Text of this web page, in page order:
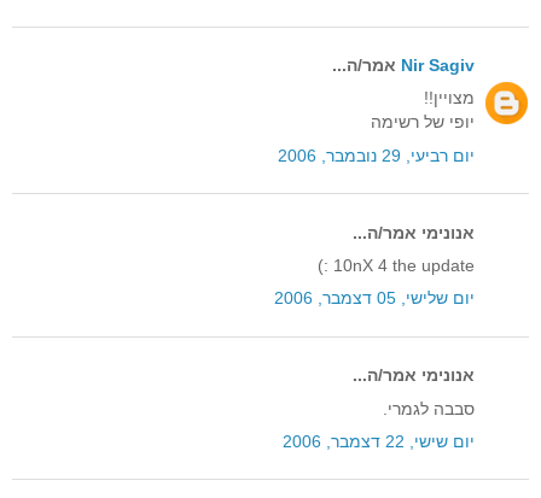
Nir Sagiv אמר/ה...
מצויין!!
יופי של רשימה
יום רביעי, 29 נובמבר, 2006
אנונימי אמר/ה...
10nX 4 the update :)
יום שלישי, 05 דצמבר, 2006
אנונימי אמר/ה...
סבבה לגמרי.
יום שישי, 22 דצמבר, 2006